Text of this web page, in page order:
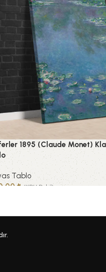
1895 (Claude Monet)
Tablo
₺ (KDV Dahil)